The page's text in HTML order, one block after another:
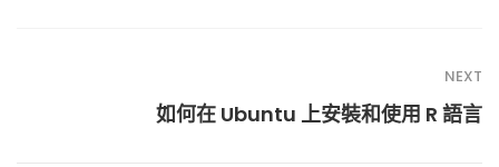
NEXT
如何在 Ubuntu 上安裝和使用 R 語言